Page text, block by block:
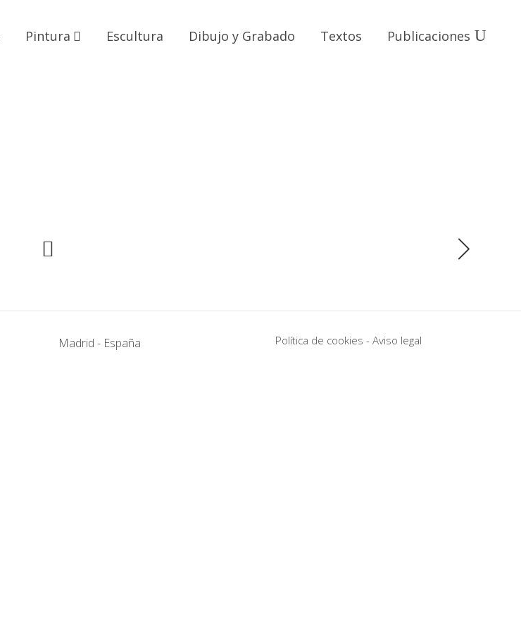
Pintura Escultura Dibujo y Grabado Textos Publicaciones
Madrid - España Política de cookies - Aviso legal